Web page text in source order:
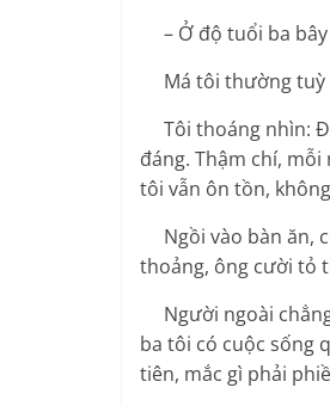
– Ở độ tuổi ba bây
Má tôi thường tuỳ
Tôi thoáng nhìn:
đáng. Thậm chí,
tôi vẫn ôn tồn,
Ngồi vào bàn ăn,
thoảng, ông cười tỏ
Người ngoài
ba tôi có cuộc sống
tiên, mắc gì